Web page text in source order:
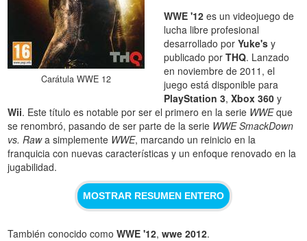
Carátula WWE 12
WWE '12 es un videojuego de
lucha libre profesional
desarrollado porYuke's y
publicado porTHQ. Lanzado
en noviembre de 2011, el
juego está disponible para
PlayStation 3,Xbox 360 y
Wii. Este título es notable por ser el primero en la serie WWEque
se renombró, pasando de ser parte de la serie WWE SmackDown
vs. Rawa simplemente WWE, marcando un reinicio en la
franquicia con nuevas características y un enfoque renovado en la
jugabilidad.
MOSTRAR RESUMEN ENTERO
También conocido comoWWE '12,wwe 2012.